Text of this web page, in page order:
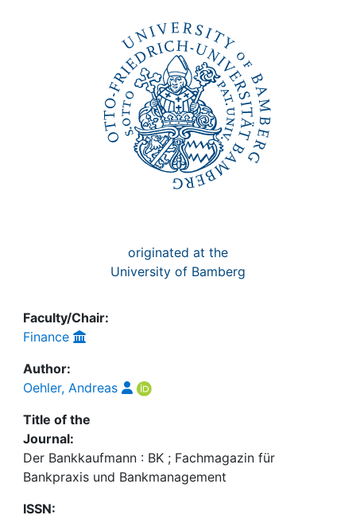
originated at the
University of Bamberg
Faculty/Chair:
Finance
Author:
Oehler, Andreas
Title of the
Journal:
Der Bankkaufmann : BK ; Fachmagazin für
Bankpraxis und Bankmanagement
ISSN: